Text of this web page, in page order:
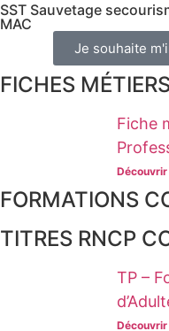
SST Sauvetage
MAC
Je souhaite
FICHES
Fiche
Découvrir
FORMATIONS
TITRES RNCP
TP –
Découvrir